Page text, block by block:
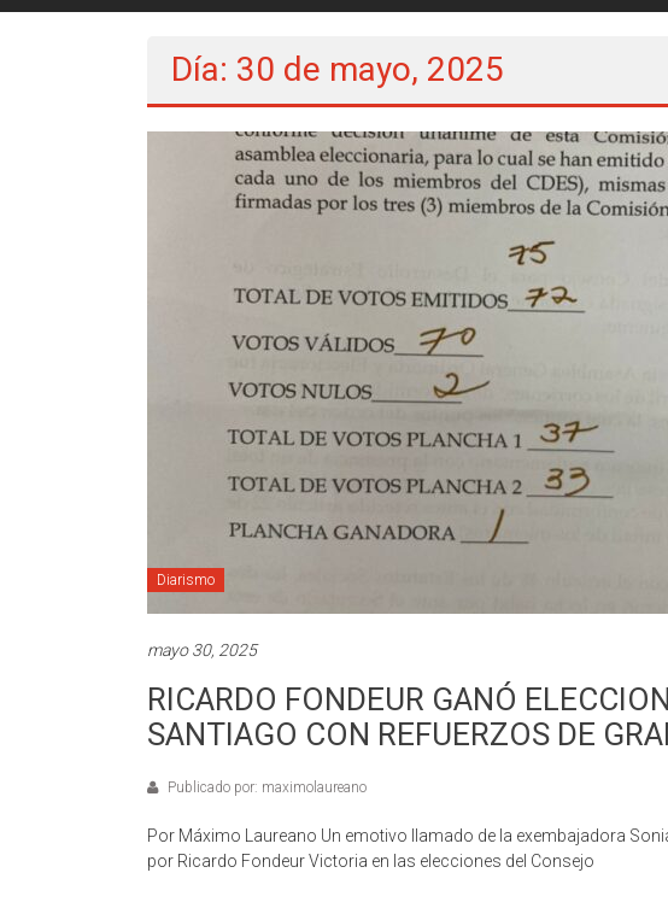
Día: 30 de mayo, 2025
Diarismo
mayo 30, 2025
RICARDO FONDEUR GANÓ
SANTIAGO CON REFUERZOS DE
Publicado por: maximolaureano
Por Máximo Laureano Un emotivo llamado de la exembajadora
por Ricardo Fondeur Victoria en las elecciones del Consejo